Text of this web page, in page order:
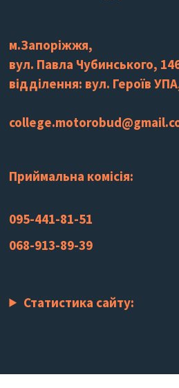
м.Запоріжжя,
вул. Павла Чубинського,
відділення: вул. Героїв
Приймальна комісія:
095-441-81-51
068-913-89-39
Статистика сайту: